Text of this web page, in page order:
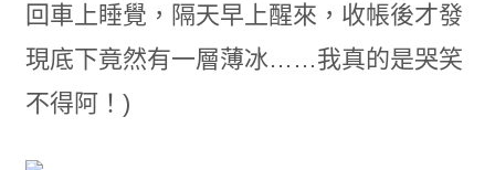
回車上睡覺，隔天早上醒來，收帳後才發
現底下竟然有一層薄冰……我真的是哭笑
不得阿！)